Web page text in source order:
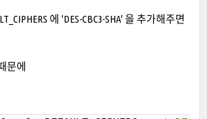
에 'DES-CBC3-SHA' 을 추가해주면
문에